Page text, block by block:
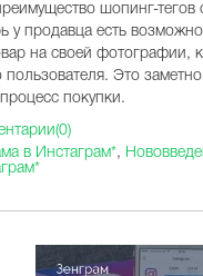
шопинг-тегов
у продавца есть
на своей фотографии,
пользователя. Это
покупки.
в Инстаграм*,